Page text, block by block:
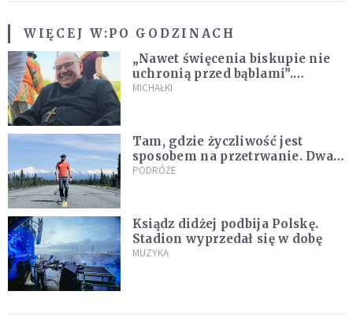
WIĘCEJ W:PO GODZINACH
„Nawet święcenia biskupie nie
uchronią przed bąblami”.
Archidiecezja pokazała
MICHAŁKI
Tam, gdzie życzliwość jest
sposobem na przetrwanie. Dwa
tygodnie na Alasce [REPORTAŻ]
PODRÓŻE
Ksiądz didżej podbija Polskę.
Stadion wyprzedał się w dobę
MUZYKA